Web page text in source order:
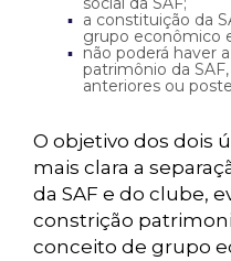
a constituição da
grupo econômico
não poderá haver
patrimônio da
anteriores ou
O objetivo dos dois
mais clara a
da SAF e do clube,
constrição
conceito de grupo